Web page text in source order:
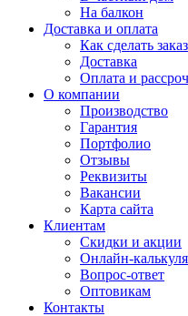
На балкон
Доставка и оплата
Как сделать заказ
Доставка
Оплата и
О компании
Производство
Гарантия
Портфолио
Отзывы
Реквизиты
Вакансии
Карта сайта
Клиентам
Скидки и акции
Онлайн-
Вопрос-ответ
Оптовикам
Контакты